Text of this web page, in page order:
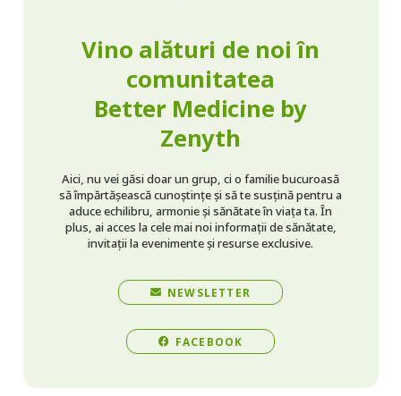
Vino alături de noi în
comunitatea
Better Medicine by
Zenyth
Aici, nu vei găsi doar un grup, ci o familie bucuroasă
să împărtășească cunoștințe și să te susțină pentru a
aduce echilibru, armonie și sănătate în viața ta. În
plus, ai acces la cele mai noi informații de sănătate,
invitații la evenimente și resurse exclusive.
NEWSLETTER
FACEBOOK